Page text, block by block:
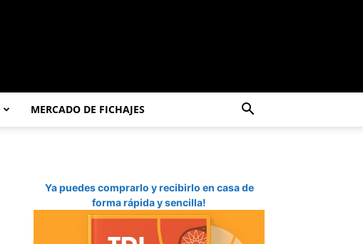
MERCADO DE FICHAJES
Ya puedes comprarlo y recibirlo en casa de
forma rápida y sencilla!